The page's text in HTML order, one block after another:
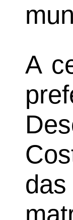
A